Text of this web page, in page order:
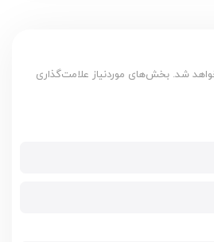
شد. بخش‌های موردنیاز علامت‌گذاری